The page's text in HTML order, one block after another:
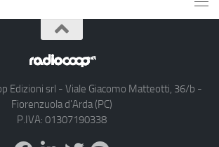
Edizioni srl - Viale Giacomo Matteotti, 36/b -
Fiorenzuola d'Arda (PC)
P.IVA: 01307190338